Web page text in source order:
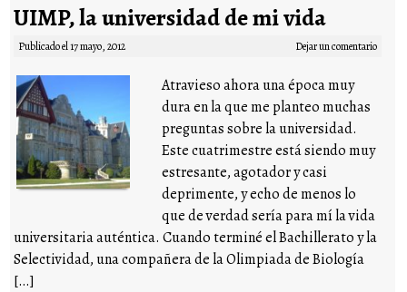
UIMP, la universidad de mi vida
Publicado el17 mayo, 2012 Dejar un comentario
Atravieso ahora una época muy
dura en la que me planteo muchas
preguntas sobre la universidad.
Este cuatrimestre está siendo muy
estresante, agotador y casi
deprimente, y echo de menos lo
que de verdad sería para mí la vida
universitaria auténtica. Cuando terminé el Bachillerato y la
Selectividad, una compañera de la Olimpiada de Biología
[…]